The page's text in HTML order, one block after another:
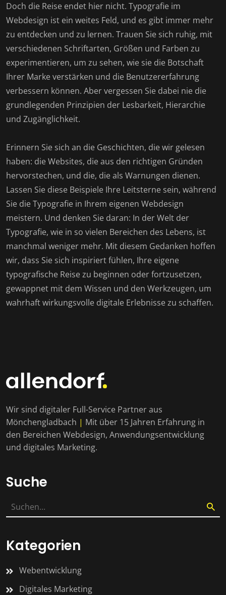
Doch die Reise endet hier nicht. Typografie im
Webdesign ist ein weites Feld, und es gibt immer mehr
zu entdecken und zu lernen. Trauen Sie sich ruhig, mit
verschiedenen Schriftarten, Größen und Farben zu
experimentieren, um zu sehen, wie sie die Botschaft
Ihrer Marke verstärken und die Benutzererfahrung
verbessern können. Aber vergessen Sie dabei nie die
grundlegenden Prinzipien der Lesbarkeit, Hierarchie
und Zugänglichkeit.
Erinnern Sie sich an die Geschichten, die wir gelesen
haben: die Websites, die aus den richtigen Gründen
hervorstechen, und die, die als Warnungen dienen.
Lassen Sie diese Beispiele Ihre Leitsterne sein, während
Sie die Typografie in Ihrem eigenen Webdesign
meistern. Und denken Sie daran: In der Welt der
Typografie, wie in so vielen Bereichen des Lebens, ist
manchmal weniger mehr. Mit diesem Gedanken hoffen
wir, dass Sie sich inspiriert fühlen, Ihre eigene
typografische Reise zu beginnen oder fortzusetzen,
gewappnet mit dem Wissen und den Werkzeugen, um
wahrhaft wirkungsvolle digitale Erlebnisse zu schaffen.
Wir sind digitaler Full-Service Partner aus
Mönchengladbach | Mit über 15 Jahren Erfahrung in
den Bereichen Webdesign, Anwendungsentwicklung
und digitales Marketing.
Suche
Kategorien
Webentwicklung
Digitales Marketing